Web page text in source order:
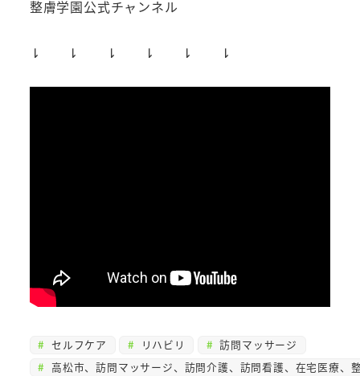
整膚学園公式チャンネル
⇂ ⇂ ⇂ ⇂ ⇂ ⇂
セルフケア リハビリ
訪問マッサージ
高松市、訪問マッサージ、訪問介護、訪問看護、在宅医療